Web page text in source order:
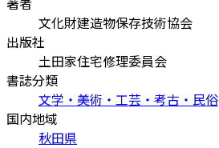
文化財建造物保存技術協会
出版社
土田家住宅修理委員会
書誌分類
文学・美術・工芸・考古・民俗
国内地域
秋田県